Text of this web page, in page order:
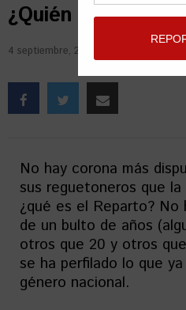
¿Quién tiene la
4 septiembre, 2018
No hay corona más
sus reguetoneros que
¿qué es el Reparto? No
de un bulto de años
otros que 20 y otros
se ha perfilado lo que
género nacional.